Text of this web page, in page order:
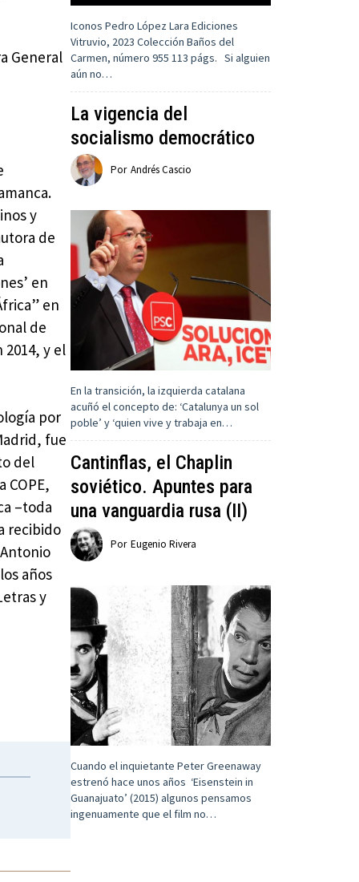
General
y
de
en
en
de
2014, y el
por
fue
del
COPE,
–toda
recibido
años
y
Iconos Pedro López Lara Ediciones
Vitruvio, 2023 Colección Baños del
Carmen, número 955 113 págs. Si alguien
aún no…
La vigencia del
socialismo democrático
Por Andrés Cascio
En la transición, la izquierda catalana
acuñó el concepto de: ‘Catalunya un sol
poble’ y ‘quien vive y trabaja en…
Cantinflas, el Chaplin
soviético. Apuntes para
una vanguardia rusa (II)
Por Eugenio Rivera
Cuando el inquietante Peter Greenaway
estrenó hace unos años ‘Eisenstein in
Guanajuato’ (2015) algunos pensamos
ingenuamente que el film no…